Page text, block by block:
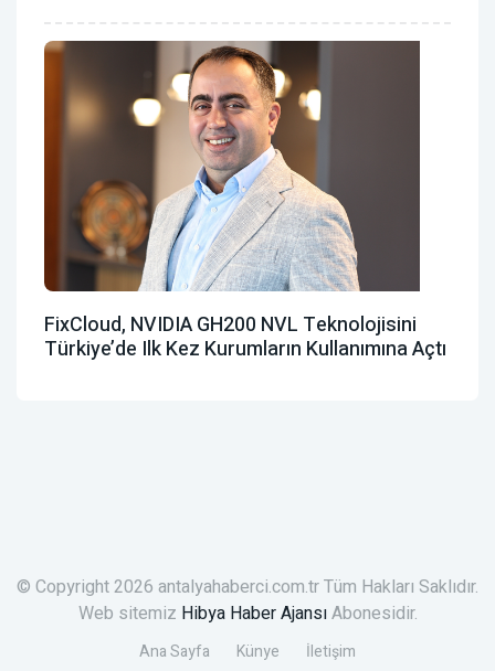
FixCloud, NVIDIA GH200 NVL Teknolojisini
Türkiye’de Ilk Kez Kurumların Kullanımına Açtı
© Copyright 2026 antalyahaberci.com.tr Tüm Hakları Saklıdır.
Web sitemiz Hibya Haber AjansıAbonesidir.
Ana Sayfa Künye İletişim